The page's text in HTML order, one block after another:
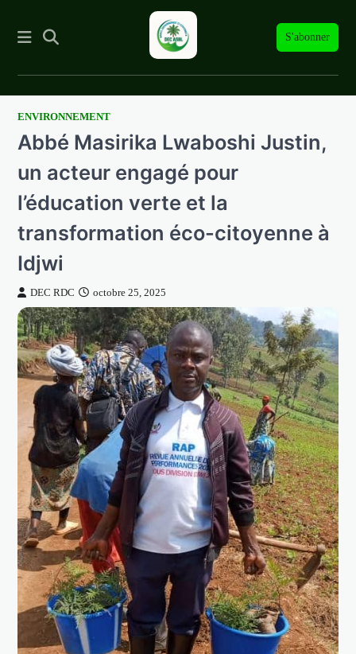
S'abonner
SkipENVIRONNEMENT
Abbé Masirika Lwaboshi Justin,
un acteur engagé pour
l’éducation verte et la
transformation éco-citoyenne à
Idjwi
DEC RDC octobre 25, 2025